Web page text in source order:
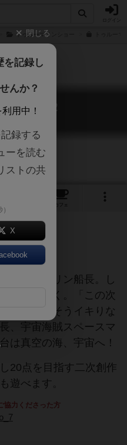
トゥルーマリンショー
ショー２
2
カフェ
だよ！
長したマリン船長。し
笑いが響く。「この次
いな！」そうイキりな
、宇宙海賊スペースマ
は真空の海、宇宙へ！
20点を目指す二次創作
遊べます。
協力くださった方
閉じる
を記録し
んか？
用中！
録する
ーを読む
ストの共
X